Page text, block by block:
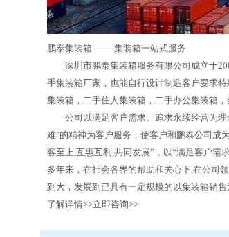
鹏泰集装箱 —— 集装箱一站式服务
深圳市鹏泰集装箱服务有限公司成立于
手集装箱厂家，也能自行设计制造客户要求
集装箱，二手住人集装箱，二手办公集装箱
公司以满足客户需求、追求永续经营为
难"的精神为客户服务，使客户和鹏泰公司成
客至上,互惠互利,共同发展”，以“满足客户需
多年来，在社会各界的帮助和关心下,在公司
到大，发展到已具有一定规模的以集装箱销售
了解详情>>立即咨询>>